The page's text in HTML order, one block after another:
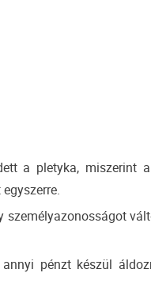
a pletyka, miszerint
pénzt készül